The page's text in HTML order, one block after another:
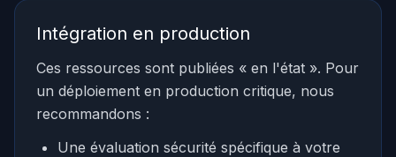
Intégration en production
Ces ressources sont publiées « en l'état ». Pour
un déploiement en production critique, nous
recommandons :
Une évaluation sécurité spécifique à votre